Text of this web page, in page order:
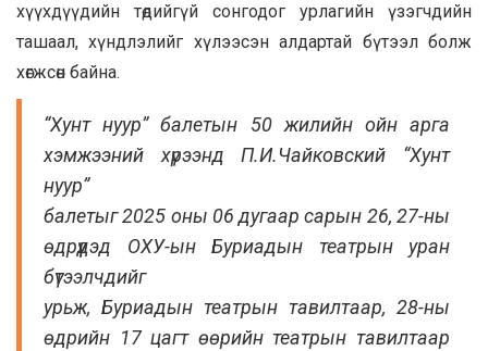
хүүхдүүдийн төдийгүй сонгодог урлагийн үзэгчдийн
ташаал, хүндлэлийг хүлээсэн алдартай бүтээл болж
хөгжсөн байна.
“Хунт нуур” балетын 50 жилийн ойн арга
хэмжээний хүрээнд П.И.Чайковский “Хунт
нуур”
балетыг 2025 оны 06 дугаар сарын 26, 27-ны
өдрүүдэд ОХУ-ын Буриадын театрын уран
бүтээлчдийг
урьж, Буриадын театрын тавилтаар, 28-ны
өдрийн 17 цагт өөрийн театрын тавилтаар